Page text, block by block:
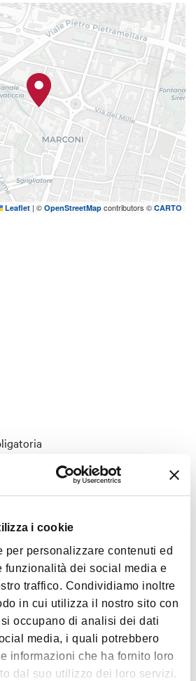
i cookie
per personalizzare contenuti ed
funzionalità dei social media e
traffico. Condividiamo inoltre
in cui utilizza il nostro sito con
occupano di analisi dei dati
media, i quali potrebbero
informazioni che ha fornito loro
dal suo utilizzo dei loro servizi.
Leaflet | © OpenStreetMap contributors © CARTO
a base di pesce.